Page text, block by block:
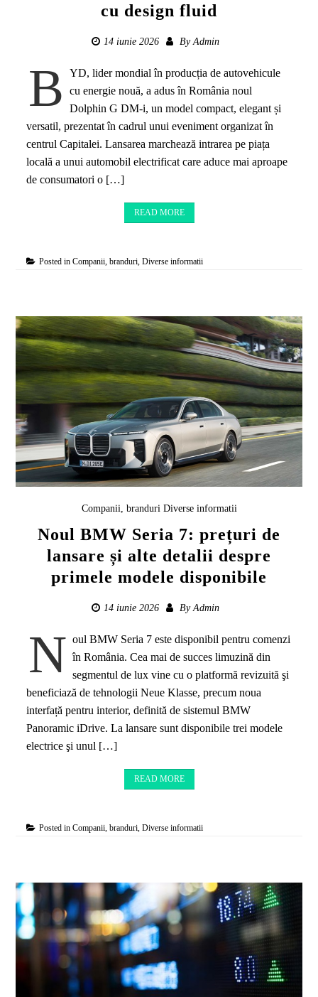
cu design fluid
14 iunie 2026 ByAdmin
B
YD, lider mondial în producția de autovehicule
cu energie nouă, a adus în România noul
Dolphin G DM-i, un model compact, elegant și
versatil, prezentat în cadrul unui eveniment organizat în
centrul Capitalei. Lansarea marchează intrarea pe piața
locală a unui automobil electrificat care aduce mai aproape
de consumatori o […]
READ MORE
Posted inCompanii, branduri,Diverse informatii
Companii, branduri Diverse informatii
Noul BMW Seria 7: prețuri de
lansare și alte detalii despre
primele modele disponibile
14 iunie 2026 By Admin
N oul BMW Seria 7 este disponibil pentru comenzi
în România. Cea mai de succes limuzină din
segmentul de lux vine cu o platformă revizuită şi
beneficiază de tehnologii Neue Klasse, precum noua
interfață pentru interior, definită de sistemul BMW
Panoramic iDrive. La lansare sunt disponibile trei modele
electrice şi unul […]
READ MORE
Posted inCompanii, branduri ,Diverse informatii